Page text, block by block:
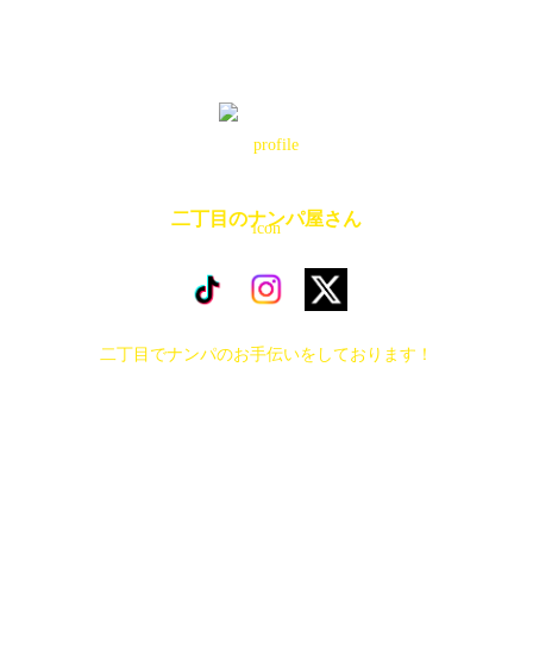
二丁目のナンパ屋さん
二丁目でナンパのお手伝いをしております！